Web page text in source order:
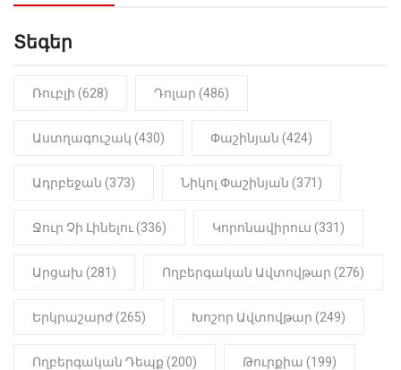
Նիկոլ Փաշինյան
ԻՐԱԴԱՐՁԱՅԻՆ 22:01
մանկապղծության համար
մարմինը
Տեգեր
Ռուբլի (628) Դոլար (486)
Աստղագուշակ (430) Փաշինյան (424)
Ադրբեջան (373) Նիկոլ Փաշինյան (371)
Ջուր Չի Լինելու (336) Կորոնավիրուս (331)
Արցախ (281) Ողբերգական Ավտովթար (276)
Երկրաշարժ (265) Խոշոր Ավտովթար (249)
Ողբերգական Դեպք (200) Թուրքիա (199)